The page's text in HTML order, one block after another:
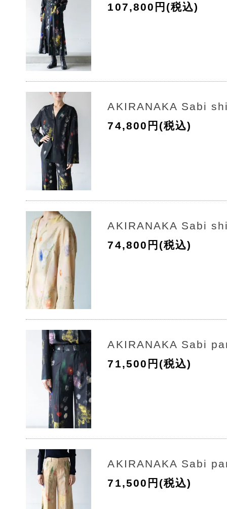
107,800円(税込)
AKIRANAKA Sabi
74,800円(税込)
AKIRANAKA Sabi
74,800円(税込)
AKIRANAKA Sabi
71,500円(税込)
AKIRANAKA Sabi
71,500円(税込)